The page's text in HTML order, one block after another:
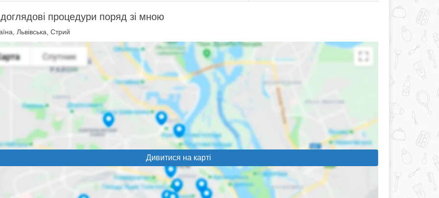
доглядові процедури поряд зі мною
Львівська, Стрий
Дивитися на карті